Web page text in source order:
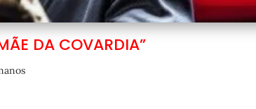
DA COVARDIA”